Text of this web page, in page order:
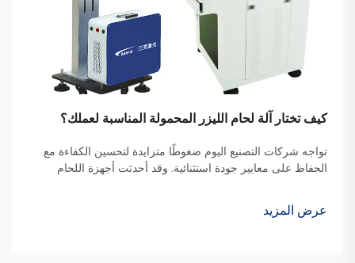
كيف تختار آلة لحام الليزر المحمولة المناسبة لعملك؟
تواجه شركات التصنيع اليوم ضغوطًا متزايدة لتحسين الكفاءة مع
الحفاظ على معايير جودة استثنائية. وقد أحدثت أجهزة اللحام
مسبوقة، و...
عرض المزيد